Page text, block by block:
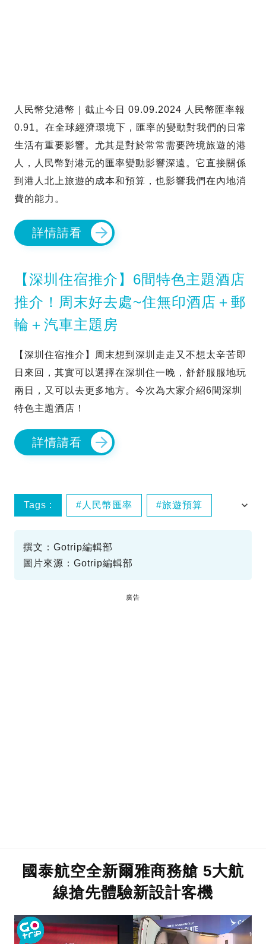
人民幣兌港幣｜截止今日 09.09.2024 人民幣匯率報
0.91。在全球經濟環境下，匯率的變動對我們的日常
生活有重要影響。尤其是對於常常需要跨境旅遊的港
人，人民幣對港元的匯率變動影響深遠。它直接關係
到港人北上旅遊的成本和預算，也影響我們在內地消
費的能力。
詳情請看
【深圳住宿推介】6間特色主題酒店
推介！周末好去處~住無印酒店＋郵
輪＋汽車主題房
【深圳住宿推介】周末想到深圳走走又不想太辛苦即
日來回，其實可以選擇在深圳住一晚，舒舒服服地玩
兩日，又可以去更多地方。今次為大家介紹6間深圳
特色主題酒店！
詳情請看
Tags : 人民幣匯率 旅遊預算
撰文：Gotrip編輯部
圖片來源：Gotrip編輯部
廣告
國泰航空全新爾雅商務艙 5大航
線搶先體驗新設計客機